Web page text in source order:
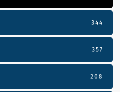
344
357
208